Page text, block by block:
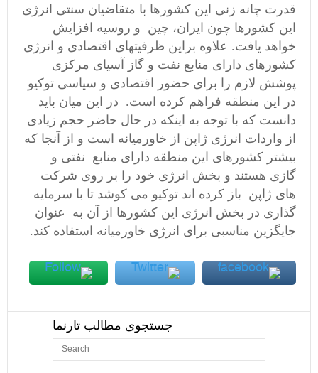
قدرت چانه زنی این کشورها با متقاضیان سنتی انرژی
این کشورها چون ایران، چین و روسیه افزایش
خواهد یافت. علاوه براین ظرفیتهای اقتصادی و انرژی
کشورهای دارای منابع نفت و گاز آسیای مرکزی
پوشش لازم را برای حضور اقتصادی و سیاسی توکیو
در این منطقه فراهم کرده است. در این میان باید
دانست که با توجه به اینکه در حال حاضر حجم زیادی
از واردات انرژی ژاپن از خاورمیانه است و از آنجا که
بیشتر کشورهای این منطقه دارای منابع نفتی و
گازی هستند و بخش انرژی خود را بر روی شرکت
های ژاپن باز کرده اند توکیو می کوشد تا با سرمایه
گذاری در بخش انرژی این کشورها از آن به عنوان
جایگزین مناسبی برای انرژی خاورمیانه استفاده کند.
جستجوی مطالب تارنما